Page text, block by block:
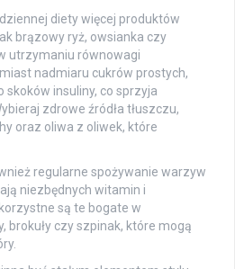
diety więcej produktów
brązowy ryż, owsianka czy
utrzymaniu równowagi
nadmiaru cukrów prostych,
insuliny, co sprzyja
zdrowe źródła tłuszczu,
oraz oliwa z oliwek, które
regularne spożywanie warzyw
niezbędnych witamin i
są te bogate w
brokuły czy szpinak, które mogą